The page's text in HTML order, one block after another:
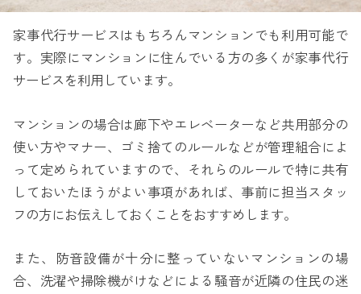
家事代行サービスはもちろんマンションでも利用可能で
す。実際にマンションに住んでいる方の多くが家事代行
サービスを利用しています。
マンションの場合は廊下やエレベーターなど共用部分の
使い方やマナー、ゴミ捨てのルールなどが管理組合によ
って定められていますので、それらのルールで特に共有
しておいたほうがよい事項があれば、事前に担当スタッ
フの方にお伝えしておくことをおすすめします。
また、防音設備が十分に整っていないマンションの場
合、洗濯や掃除機がけなどによる騒音が近隣の住民の迷